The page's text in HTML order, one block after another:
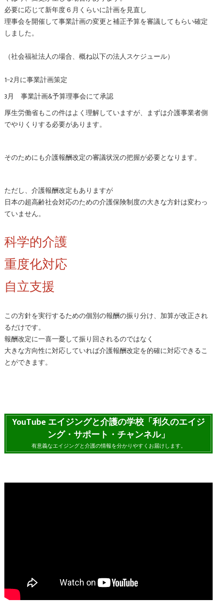
必要に応じて新年度６月くらいに計画を見直し
理事会を開催して事業計画の変更と補正予算を審議してもらい確定
しました。
（社会福祉法人の場合、概ね以下の法人スケジュール）
1−2月に事業計画策定
3月 事業計画&予算理事会にて承認
厚生労働省もこの件はよく理解していますが、まずは介護事業者側
でやりくりする必要があります。
そのためにも介護報酬改定の審議状況の把握が必要となります。
ただし、介護報酬改定もありますが
日本の超高齢社会対応のための介護保険制度の大きな方針は変わっ
ていません。
科学的介護
重度化対応
自立支援
この方針を実行するための個別の報酬の振り分け、加算が改正され
るだけです。
報酬改定に一喜一憂して振り回されるのではなく
大きな方向性に対応していれば介護報酬改定を的確に対応できるこ
とができます。
YouTube エイジングと介護の学校「利久のエイジ
ング・サポート・チャンネル」
有意義なエイジングと介護の情報を分かりやすくお届けします。